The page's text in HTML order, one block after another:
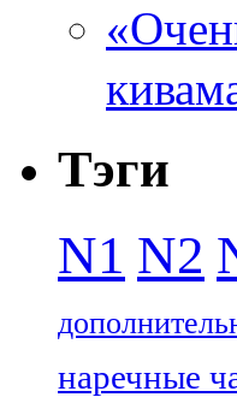
Тэги
N1 N2
наречные